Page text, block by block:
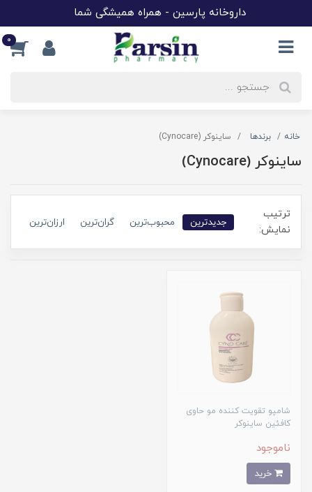
داروخانه پارسین - همراه همیشگی شما
0
خانه برندها ساینوکر (Cynocare)
ساینوکر (Cynocare)
ترتیب
نمایش:
جدیدترین محبوب‌ترین گران‌ترین ارزان‌ترین
شامپو تقویت کننده مو حاوی
کافئین ساینوکر
ناموجود